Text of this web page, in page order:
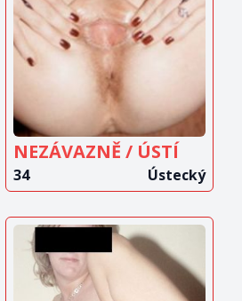
ZOBRAZIT
INZERÁT
NEZÁVAZNĚ / ÚSTÍ
34 Ústecký